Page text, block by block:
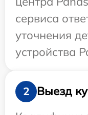
сервиса
уточнения
устройства
2
Выезд